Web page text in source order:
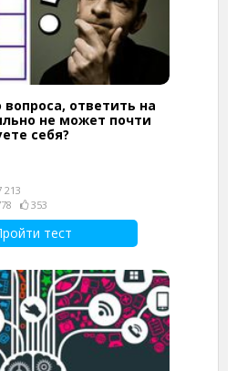
вопроса, ответить на
не может почти
себя?
353
тест